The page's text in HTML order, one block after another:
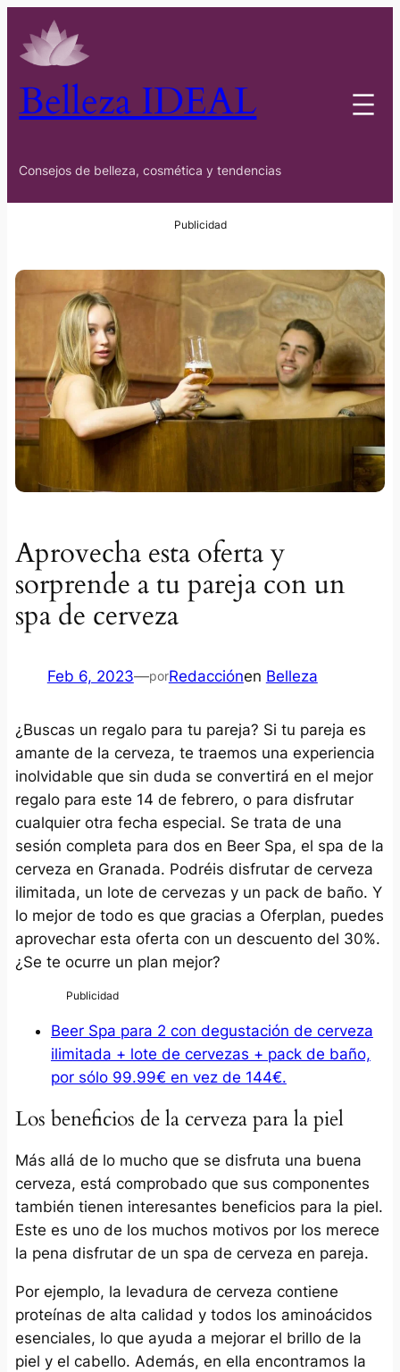
Belleza IDEAL
Consejos de belleza, cosmética y tendencias
Aprovecha esta oferta y
sorprende a tu pareja con un
spa de cerveza
Feb 6, 2023—porRedacciónen Belleza
¿Buscas un regalo para tu pareja? Si tu pareja es
amante de la cerveza, te traemos una experiencia
inolvidable que sin duda se convertirá en el mejor
regalo para este 14 de febrero, o para disfrutar
cualquier otra fecha especial. Se trata de una
sesión completa para dos en Beer Spa, el spa de la
cerveza en Granada. Podréis disfrutar de cerveza
ilimitada, un lote de cervezas y un pack de baño. Y
lo mejor de todo es que gracias a Oferplan, puedes
aprovechar esta oferta con un descuento del 30%.
¿Se te ocurre un plan mejor?
Beer Spa para 2 con degustación de cerveza
ilimitada + lote de cervezas + pack de baño,
por sólo 99.99€ en vez de 144€.
Los beneficios de la cerveza para la piel
Más allá de lo mucho que se disfruta una buena
cerveza, está comprobado que sus componentes
también tienen interesantes beneficios para la piel.
Este es uno de los muchos motivos por los merece
la pena disfrutar de un spa de cerveza en pareja.
Por ejemplo, la levadura de cerveza contiene
proteínas de alta calidad y todos los aminoácidos
esenciales, lo que ayuda a mejorar el brillo de la
piel y el cabello. Además, en ella encontramos la